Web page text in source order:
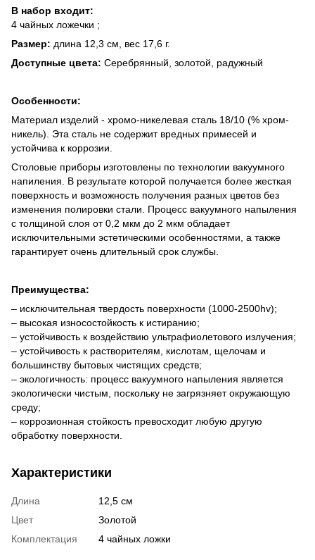
В набор входит:
4 чайных ложечки ;
Размер: длина 12,3 см, вес 17,6 г.
Доступные цвета: Серебрянный, золотой, радужный
Особенности:
Материал изделий - хромо-никелевая сталь 18/10 (% хром-
никель). Эта сталь не содержит вредных примесей и
устойчива к коррозии.
Столовые приборы изготовлены по технологии вакуумного
напиления. В результате которой получается более жесткая
поверхность и возможность получения разных цветов без
изменения полировки стали. Процесс вакуумного напыления
с толщиной слоя от 0,2 мкм до 2 мкм обладает
исключительными эстетическими особенностями, а также
гарантирует очень длительный срок службы.
Преимущества:
– исключительная твердость поверхности (1000-2500hv);
– высокая износостойкость к истиранию;
– устойчивость к воздействию ультрафиолетового излучения;
– устойчивость к растворителям, кислотам, щелочам и
большинству бытовых чистящих средств;
– экологичность: процесс вакуумного напыления является
экологически чистым, поскольку не загрязняет окружающую
среду;
– коррозионная стойкость превосходит любую другую
обработку поверхности.
Характеристики
Длина
12,5 см
Цвет
Золотой
Комплектация
4 чайных ложки